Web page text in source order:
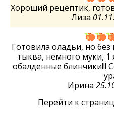
Хороший рецептик,
Лиза
Готовила оладьи, но без
тыква, немного муки,
обалденные блинчики!!!
Ирина
Перейти к